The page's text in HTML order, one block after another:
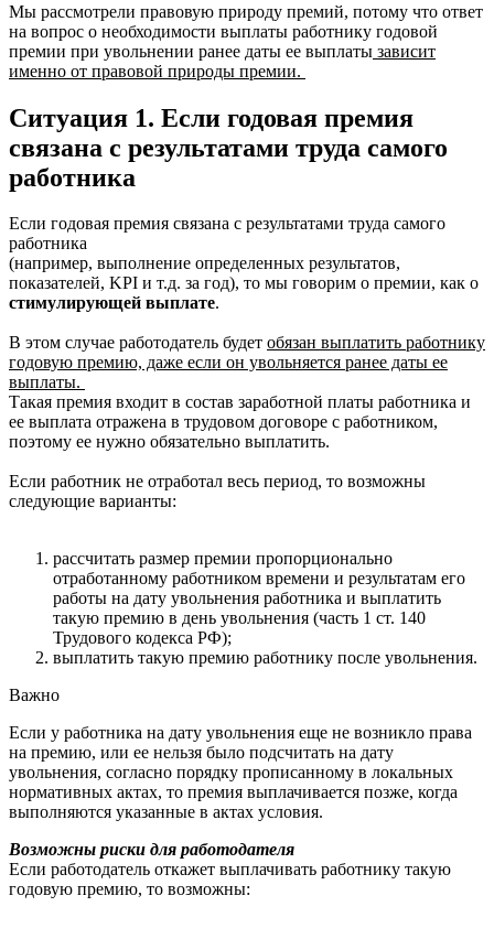
Мы рассмотрели правовую природу премий, потому что ответ
на вопрос о необходимости выплаты работнику годовой
премии при увольнении ранее даты ее выплаты зависит
именно от правовой природы премии.
Ситуация 1. Если годовая премия
связана с результатами труда самого
работника
Если годовая премия связана с результатами труда самого
работника
(например, выполнение определенных результатов,
показателей, KPI и т.д. за год), то мы говорим о премии, как о
стимулирующей выплате.
В этом случае работодатель будет обязан выплатить работнику
годовую премию, даже если он увольняется ранее даты ее
выплаты.
Такая премия входит в состав заработной платы работника и
ее выплата отражена в трудовом договоре с работником,
поэтому ее нужно обязательно выплатить.
Если работник не отработал весь период, то возможны
следующие варианты:
рассчитать размер премии пропорционально
отработанному работником времени и результатам его
работы на дату увольнения работника и выплатить
такую премию в день увольнения (часть 1 ст. 140
Трудового кодекса РФ);
выплатить такую премию работнику после увольнения.
Важно
Если у работника на дату увольнения еще не возникло права
на премию, или ее нельзя было подсчитать на дату
увольнения, согласно порядку прописанному в локальных
нормативных актах, то премия выплачивается позже, когда
выполняются указанные в актах условия.
Возможны риски для работодателя
Если работодатель откажет выплачивать работнику такую
годовую премию, то возможны: